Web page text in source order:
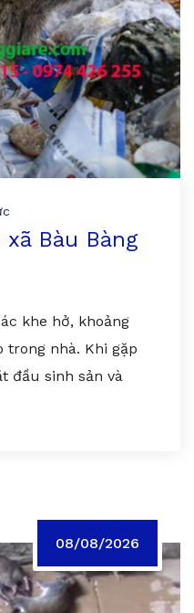
Bàu Bàng
khe hở, khoảng
trong nhà. Khi gặp
đầu sinh sản và
08/08/2026